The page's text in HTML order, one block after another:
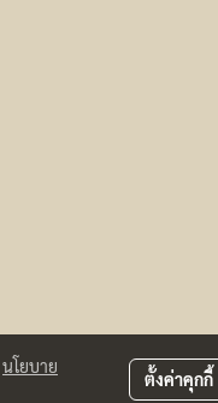
นโยบาย
ตั้งค่าคุกกี้